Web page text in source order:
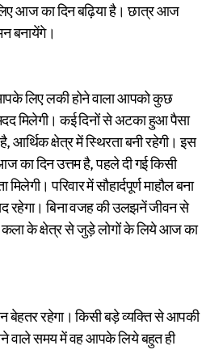
आज का दिन बढ़िया है। छात्र आज
बनायेंगे।
लिए लकी होने वाला आपको कुछ
मिलेगी। कई दिनों से अटका हुआ पैसा
क्षेत्र में स्थिरता बनी रहेगी। इस
का दिन उत्तम है, पहले दी गई किसी
मिलेगी। परिवार में सौहार्दपूर्ण माहौल बना
रहेगा। बिना वजह की उलझनें जीवन से
के क्षेत्र से जुड़े लोगों के लिये आज का
रहेगा। किसी बड़े व्यक्ति से आपकी
वाले समय में वह आपके लिये बहुत ही